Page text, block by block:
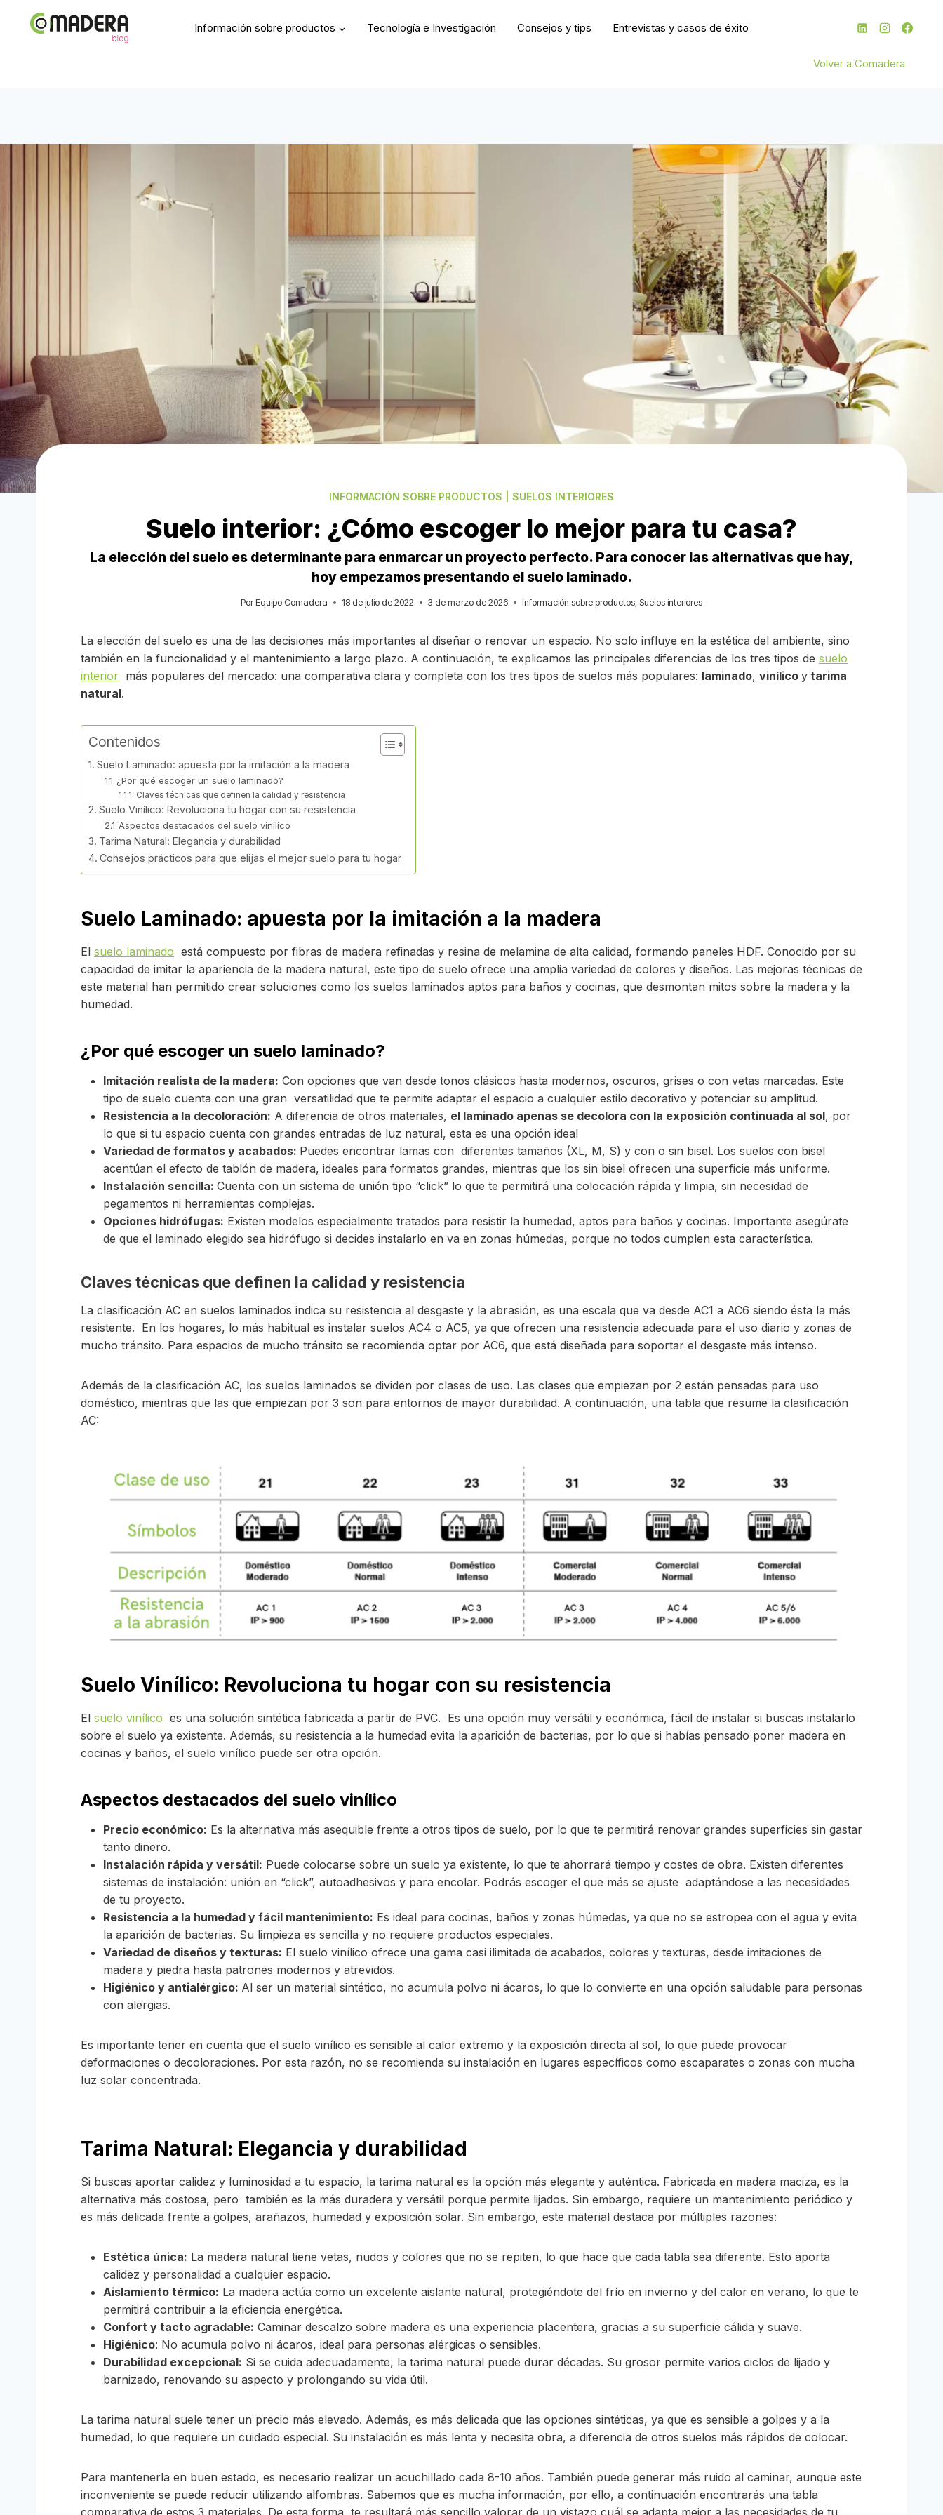
Información sobre productos Tecnología e Investigación Consejos y tips Entrevistas y casos de éxito
Volver a Comadera
INFORMACIÓN SOBRE PRODUCTOS SUELOS INTERIORES
Suelo interior: ¿Cómo escoger lo mejor para tu casa?
La elección del suelo es determinante para enmarcar un proyecto perfecto. Para conocer las alternativas que hay,
hoy empezamos presentando el suelo laminado.
Por Equipo Comadera 18 de julio de 2022 3 de marzo de 2026 Información sobre productos ,Suelos interiores
La elección del suelo es una de las decisiones más importantes al diseñar o renovar un espacio. No solo influye en la estética del ambiente, sino
también en la funcionalidad y el mantenimiento a largo plazo. A continuación, te explicamos las principales diferencias de los tres tipos de suelo
interior más populares del mercado: una comparativa clara y completa con los tres tipos de suelos más populares: laminado, vinílico y tarima
natural.
Contenidos
Suelo Laminado: apuesta por la imitación a la madera
¿Por qué escoger un suelo laminado?
Claves técnicas que definen la calidad y resistencia
Suelo Vinílico: Revoluciona tu hogar con su resistencia
Aspectos destacados del suelo vinílico
Tarima Natural: Elegancia y durabilidad
Consejos prácticos para que elijas el mejor suelo para tu hogar
Suelo Laminado: apuesta por la imitación a la madera
El suelo laminado está compuesto por fibras de madera refinadas y resina de melamina de alta calidad, formando paneles HDF. Conocido por su
capacidad de imitar la apariencia de la madera natural, este tipo de suelo ofrece una amplia variedad de colores y diseños. Las mejoras técnicas de
este material han permitido crear soluciones como los suelos laminados aptos para baños y cocinas, que desmontan mitos sobre la madera y la
humedad.
¿Por qué escoger un suelo laminado?
Imitación realista de la madera: Con opciones que van desde tonos clásicos hasta modernos, oscuros, grises o con vetas marcadas. Este
tipo de suelo cuenta con una gran versatilidad que te permite adaptar el espacio a cualquier estilo decorativo y potenciar su amplitud.
Resistencia a la decoloración: A diferencia de otros materiales, el laminado apenas se decolora con la exposición continuada al sol, por
lo que si tu espacio cuenta con grandes entradas de luz natural, esta es una opción ideal
Variedad de formatos y acabados: Puedes encontrar lamas con diferentes tamaños (XL, M, S) y con o sin bisel. Los suelos con bisel
acentúan el efecto de tablón de madera, ideales para formatos grandes, mientras que los sin bisel ofrecen una superficie más uniforme.
Instalación sencilla: Cuenta con un sistema de unión tipo “click” lo que te permitirá una colocación rápida y limpia, sin necesidad de
pegamentos ni herramientas complejas.
Opciones hidrófugas: Existen modelos especialmente tratados para resistir la humedad, aptos para baños y cocinas. Importante asegúrate
de que el laminado elegido sea hidrófugo si decides instalarlo en va en zonas húmedas, porque no todos cumplen esta característica.
Claves técnicas que definen la calidad y resistencia
La clasificación AC en suelos laminados indica su resistencia al desgaste y la abrasión, es una escala que va desde AC1 a AC6 siendo ésta la más
resistente. En los hogares, lo más habitual es instalar suelos AC4 o AC5, ya que ofrecen una resistencia adecuada para el uso diario y zonas de
mucho tránsito. Para espacios de mucho tránsito se recomienda optar por AC6, que está diseñada para soportar el desgaste más intenso.
Además de la clasificación AC, los suelos laminados se dividen por clases de uso. Las clases que empiezan por 2 están pensadas para uso
doméstico, mientras que las que empiezan por 3 son para entornos de mayor durabilidad. A continuación, una tabla que resume la clasificación
AC:
Suelo Vinílico: Revoluciona tu hogar con su resistencia
El suelo vinílico es una solución sintética fabricada a partir de PVC. Es una opción muy versátil y económica, fácil de instalar si buscas instalarlo
sobre el suelo ya existente. Además, su resistencia a la humedad evita la aparición de bacterias, por lo que si habías pensado poner madera en
cocinas y baños, el suelo vinílico puede ser otra opción.
Aspectos destacados del suelo vinílico
Precio económico: Es la alternativa más asequible frente a otros tipos de suelo, por lo que te permitirá renovar grandes superficies sin gastar
tanto dinero.
Instalación rápida y versátil: Puede colocarse sobre un suelo ya existente, lo que te ahorrará tiempo y costes de obra. Existen diferentes
sistemas de instalación: unión en “click”, autoadhesivos y para encolar. Podrás escoger el que más se ajuste adaptándose a las necesidades
de tu proyecto.
Resistencia a la humedad y fácil mantenimiento: Es ideal para cocinas, baños y zonas húmedas, ya que no se estropea con el agua y evita
la aparición de bacterias. Su limpieza es sencilla y no requiere productos especiales.
Variedad de diseños y texturas: El suelo vinílico ofrece una gama casi ilimitada de acabados, colores y texturas, desde imitaciones de
madera y piedra hasta patrones modernos y atrevidos.
Higiénico y antialérgico: Al ser un material sintético, no acumula polvo ni ácaros, lo que lo convierte en una opción saludable para personas
con alergias.
Es importante tener en cuenta que el suelo vinílico es sensible al calor extremo y la exposición directa al sol, lo que puede provocar
deformaciones o decoloraciones. Por esta razón, no se recomienda su instalación en lugares específicos como escaparates o zonas con mucha
luz solar concentrada.
Tarima Natural: Elegancia y durabilidad
Si buscas aportar calidez y luminosidad a tu espacio, la tarima natural es la opción más elegante y auténtica. Fabricada en madera maciza, es la
alternativa más costosa, pero también es la más duradera y versátil porque permite lijados. Sin embargo, requiere un mantenimiento periódico y
es más delicada frente a golpes, arañazos, humedad y exposición solar. Sin embargo, este material destaca por múltiples razones:
Estética única: La madera natural tiene vetas, nudos y colores que no se repiten, lo que hace que cada tabla sea diferente. Esto aporta
calidez y personalidad a cualquier espacio.
Aislamiento térmico: La madera actúa como un excelente aislante natural, protegiéndote del frío en invierno y del calor en verano, lo que te
permitirá contribuir a la eficiencia energética.
Confort y tacto agradable: Caminar descalzo sobre madera es una experiencia placentera, gracias a su superficie cálida y suave.
Higiénico: No acumula polvo ni ácaros, ideal para personas alérgicas o sensibles.
Durabilidad excepcional: Si se cuida adecuadamente, la tarima natural puede durar décadas. Su grosor permite varios ciclos de lijado y
barnizado, renovando su aspecto y prolongando su vida útil.
La tarima natural suele tener un precio más elevado. Además, es más delicada que las opciones sintéticas, ya que es sensible a golpes y a la
humedad, lo que requiere un cuidado especial. Su instalación es más lenta y necesita obra, a diferencia de otros suelos más rápidos de colocar.
Para mantenerla en buen estado, es necesario realizar un acuchillado cada 8-10 años. También puede generar más ruido al caminar, aunque este
inconveniente se puede reducir utilizando alfombras. Sabemos que es mucha información, por ello, a continuación encontrarás una tabla